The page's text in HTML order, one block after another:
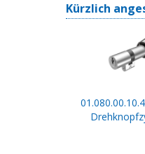
Kürzlich